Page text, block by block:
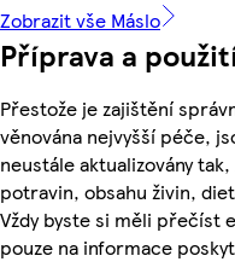
Zobrazit vše Máslo
Příprava a
Přestože je zajištění
věnována nejvyšší péče,
neustále aktualizovány
potravin, obsahu živin,
Vždy byste si měli přečíst
pouze na informace